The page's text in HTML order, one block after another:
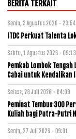
BERITA TERKAIT
Senin, 3 Agustus 2026 - 23:54
ITDC Perkuat Talenta
Sabtu, 1 Agustus 2026 - 09:13
Pemkab Lombok
Cabai untuk Kendalikan
Selasa, 28 Juli 2026 - 04:09
Peminat Tembus 300
Kuliah bagi Putra-Putri
Senin, 27 Juli 2026 - 09:01